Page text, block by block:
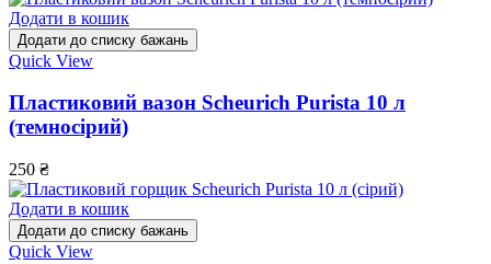
Додати в кошик
Додати до списку бажань
Quick View
Пластиковий вазон Scheurich Purista 10 л
(темносірий)
250 ₴
Додати в кошик
Додати до списку бажань
Quick View